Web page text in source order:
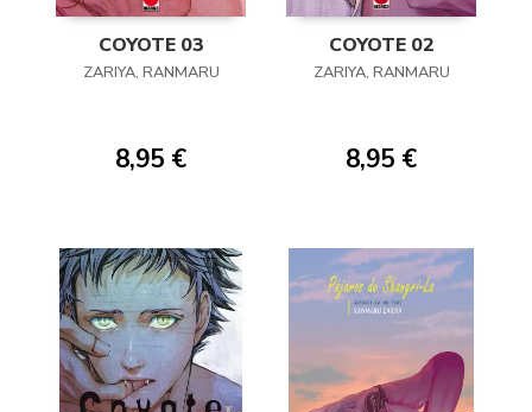
COYOTE 03
ZARIYA, RANMARU
8,95 €
COYOTE 02
ZARIYA, RANMARU
8,95 €